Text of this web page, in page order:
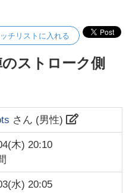
チリストに入れる
ストローク側
さん (男性)
木) 20:10
水) 20:05